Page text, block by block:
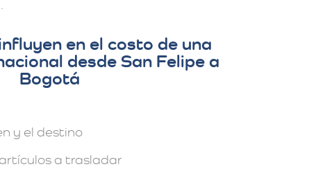
en el costo de una
desde San Felipe a
Bogotá
y el destino
a trasladar